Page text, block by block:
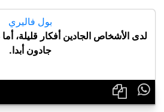
بول فاليري
لدى الأشخاص الجادين أفكار قليلة،
جادون أبدا.
